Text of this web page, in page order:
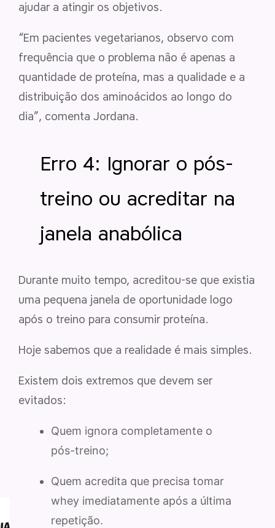
ajudar a atingir os objetivos.
“Em pacientes vegetarianos, observo com
frequência que o problema não é apenas a
quantidade de proteína, mas a qualidade e a
distribuição dos aminoácidos ao longo do
dia”, comenta Jordana.
Erro 4: Ignorar o pós-
treino ou acreditar na
janela anabólica
Durante muito tempo, acreditou-se que existia
uma pequena janela de oportunidade logo
após o treino para consumir proteína.
Hoje sabemos que a realidade é mais simples.
Existem dois extremos que devem ser
evitados:
Quem ignora completamente o
pós-treino;
Quem acredita que precisa tomar
whey imediatamente após a última
repetição.